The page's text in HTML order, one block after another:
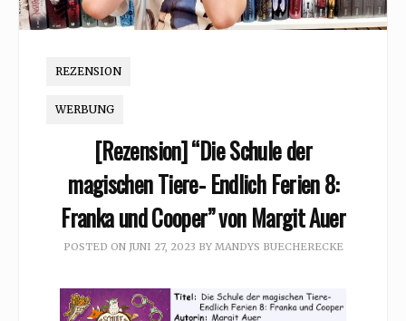
REZENSION
WERBUNG
[Rezension] “Die Schule der
magischen Tiere- Endlich Ferien 8:
Franka und Cooper” von Margit Auer
POSTED ON JUNI 27, 2023 BY MANDYS BUECHERECKE